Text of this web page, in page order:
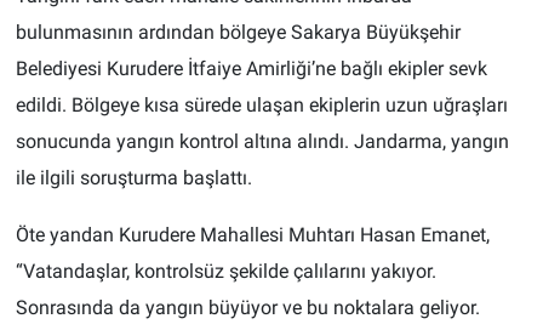
bulunmasının ardından bölgeye Sakarya Büyükşehir
Belediyesi Kurudere İtfaiye Amirliği’ne bağlı ekipler sevk
edildi. Bölgeye kısa sürede ulaşan ekiplerin uzun uğraşları
sonucunda yangın kontrol altına alındı. Jandarma, yangın
ile ilgili soruşturma başlattı.
Öte yandan Kurudere Mahallesi Muhtarı Hasan Emanet,
“Vatandaşlar, kontrolsüz şekilde çalılarını yakıyor.
Sonrasında da yangın büyüyor ve bu noktalara geliyor.